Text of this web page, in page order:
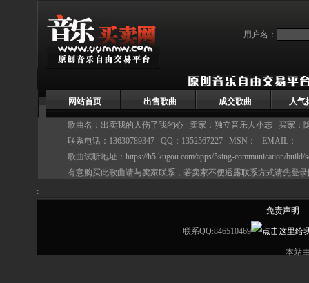
用户名：
网站首页 出售歌曲 成交歌曲 人气
歌曲名：出卖我的人伤了我的心 卖家： 独立音乐人小志买家：
联系电话：13630789347 QQ：1352567227 MSN： EMAIL：
歌曲试听地址： https://h5.kugou.com/apps/5sing-communication/build/
有意购买此歌曲请与卖家联系，若卖家不便透露联系方式请先登
:
免责声明
联系QQ:846510469
本站